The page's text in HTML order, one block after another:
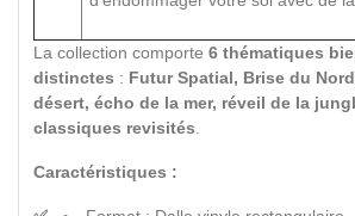
La collection comporte 6 thématiques
distinctes : Futur Spatial, Brise du
désert, écho de la mer, réveil de la
classiques revisités
Caractéristiques :